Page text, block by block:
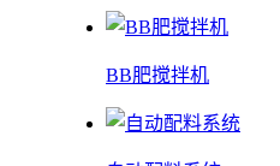
BB肥搅拌机